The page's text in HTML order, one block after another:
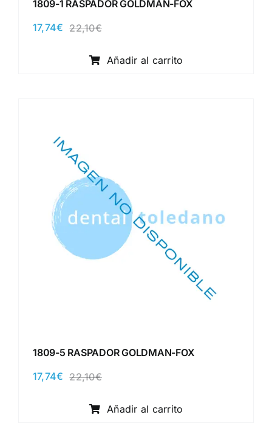
1809-1 RASPADOR GOLDMAN-FOX
22,10€El
original
era:
17,74€
El
actual
es:
Añadir al carrito
1809-5 RASPADOR GOLDMAN-FOX
22,10€El
original
era:
17,74€
El
actual
es:
Añadir al carrito